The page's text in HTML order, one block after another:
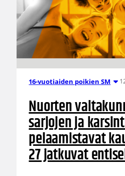
16-vuotiaiden poikien SM
Nuorten
sarjojen ja
pelaamistavat
27 jatkuvat